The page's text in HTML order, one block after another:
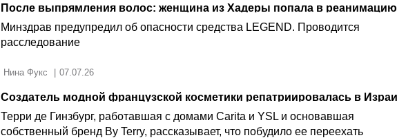
После выпрямления волос: женщина из Хадеры попала в реанимацию
Минздрав предупредил об опасности средства LEGEND. Проводится
расследование
07.07.26
Терри де Гинзбург, работавшая с домами Carita и YSL и основавшая
собственный бренд By Terry, рассказывает, что побудило ее переехать